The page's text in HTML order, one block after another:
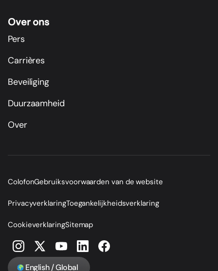
Over ons
Pers
Carrières
Beveiliging
Duurzaamheid
Over
ColofonGebruiksvoorwaarden van de website
PrivacyverklaringToegankelijkheidsverklaring
CookieverklaringSitemap
English / Global